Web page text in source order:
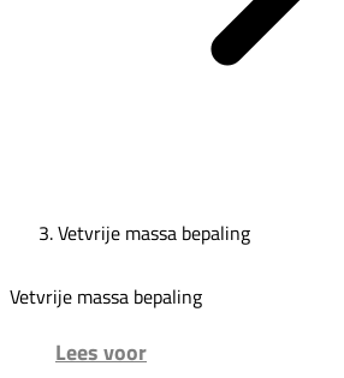
Vetvrije massa bepaling
Vetvrije massa bepaling
Lees voor